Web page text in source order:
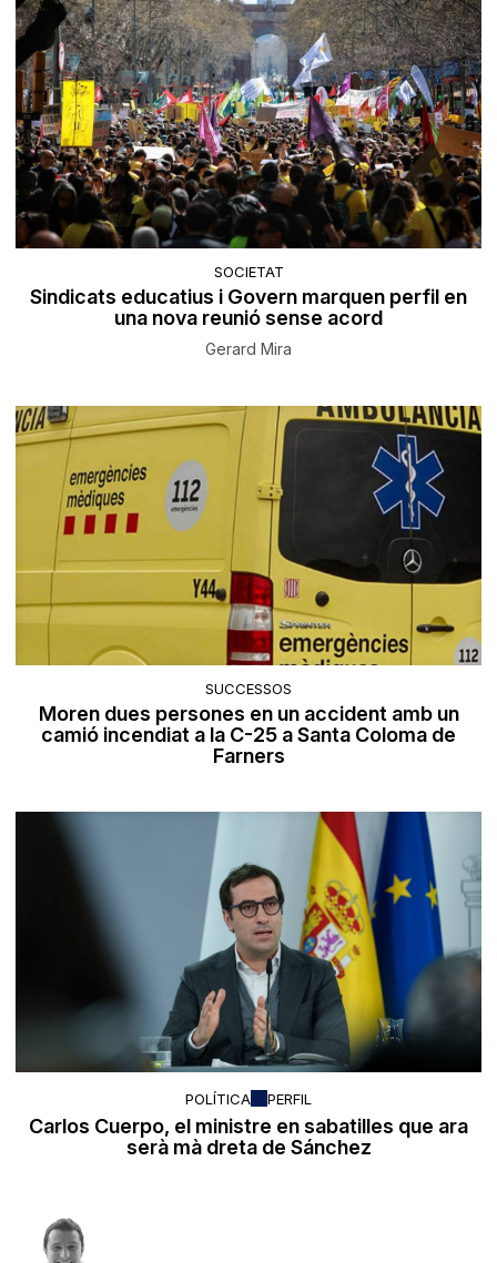
SOCIETAT
Sindicats educatius i Govern marquen perfil en
una nova reunió sense acord
Gerard Mira
SUCCESSOS
Moren dues persones en un accident amb un
camió incendiat a la C-25 a Santa Coloma de
Farners
POLÍTICA PERFIL
Carlos Cuerpo, el ministre en sabatilles que ara
serà mà dreta de Sánchez